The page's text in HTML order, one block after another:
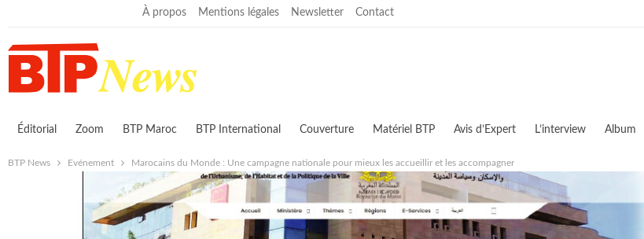
À propos Mentions légales Newsletter Contact
Éditorial Zoom BTP Maroc BTP International Couverture Matériel BTP Avis d’Expert L’interview Album
BTP News Evénement Marocains du Monde : Une campagne nationale pour mieux les accueillir et les accompagner